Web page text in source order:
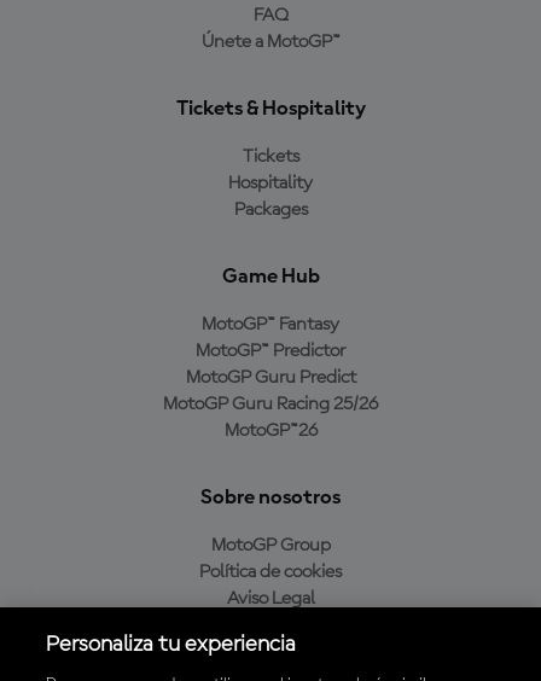
FAQ
Únete a MotoGP™
Tickets & Hospitality
Tickets
Hospitality
Packages
Game Hub
MotoGP™ Fantasy
MotoGP™ Predictor
MotoGP Guru Predict
MotoGP Guru Racing 25/26
MotoGP™26
Sobre nosotros
MotoGP Group
Política de cookies
Aviso Legal
Política de compra
Personaliza tu experiencia